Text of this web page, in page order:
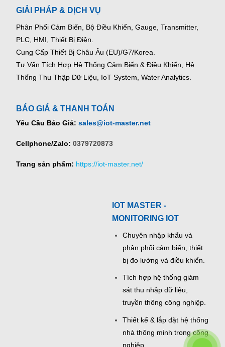
GIẢI PHÁP & DỊCH VỤ
Phân Phối Cảm Biến, Bộ Điều Khiển, Gauge, Transmitter,
PLC, HMI, Thiết Bị Điện.
Cung Cấp Thiết Bị Châu Âu (EU)/G7/Korea.
Tư Vấn Tích Hợp Hệ Thống Cảm Biến & Điều Khiển, Hệ
Thống Thu Thập Dữ Liệu, IoT System, Water Analytics.
BÁO GIÁ & THANH TOÁN
Yêu Cầu Báo Giá: sales@iot-master.net
Cellphone/Zalo: 0379720873
Trang sản phẩm: https://iot-master.net/
IOT MASTER -
MONITORING IOT
Chuyên nhập khẩu và
phân phối cảm biến, thiết
bị đo lường và điều khiển.
Tích hợp hệ thống giám
sát thu nhập dữ liệu,
truyền thông công nghiệp.
Thiết kế & lắp đặt hệ thống
nhà thông minh trong công
nghiệp.